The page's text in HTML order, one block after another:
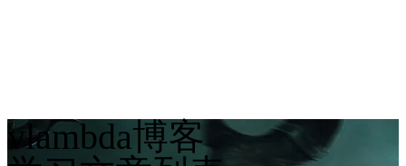
vlambda博客